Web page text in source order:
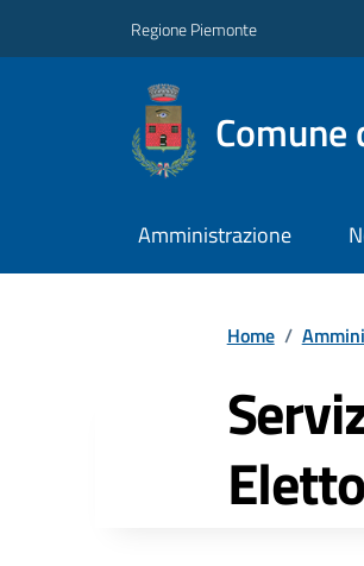
Regione Piemonte
Comune
Amministrazione
Home /